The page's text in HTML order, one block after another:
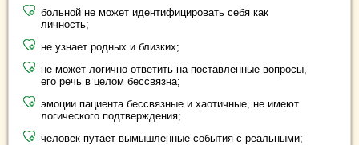
больной не может идентифицировать себя как
личность;
не узнает родных и близких;
не может логично ответить на поставленные вопросы,
его речь в целом бессвязна;
эмоции пациента бессвязные и хаотичные, не имеют
логического подтверждения;
человек путает вымышленные события с реальными;